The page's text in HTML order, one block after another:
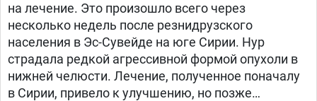
на лечение. Это произошло всего через
несколько недель после резнидрузского
населения в Эс-Сувейде на юге Сирии. Нур
страдала редкой агрессивной формой опухоли в
нижней челюсти. Лечение, полученное поначалу
в Сирии, привело к улучшению, но позже